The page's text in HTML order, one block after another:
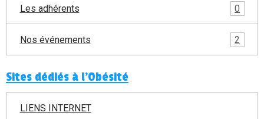
Les adhérents 0
Nos événements 2
Sites dédiés à l'Obésité
LIENS INTERNET